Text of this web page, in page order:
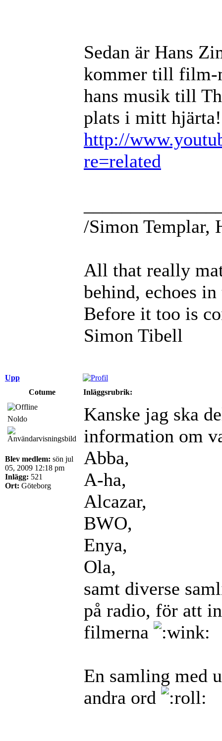
Sedan är Hans
kommer till film-
hans musik till
plats i mitt hjärta!
http://
re=related
/Simon Templar,
All that really
behind, echoes
Before it too is
Simon Tibell
Upp
Cotume
Inläggsrubrik:
Noldo
Blev medlem: sön jul
05, 2009 12:18 pm
Inlägg: 521
Ort: Göteborg
Kanske jag ska
information om
Abba,
A-ha,
Alcazar,
BWO,
Enya,
Ola,
samt diverse
på radio, för att
filmerna
En samling med
andra ord